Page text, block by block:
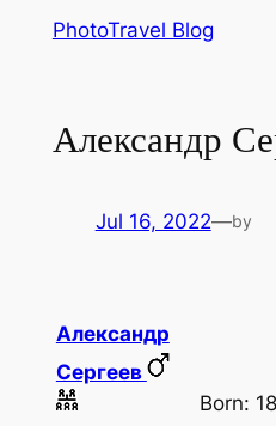
PhotoTravel Blog
Александр
Jul 16, 2022—by
Александр
Сергеев
Born: